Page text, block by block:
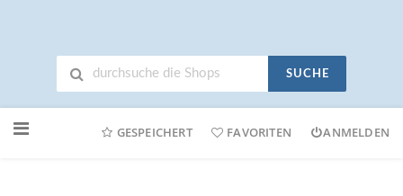
SUCHE
Online-
GESPEICHERT FAVORITEN ANMELDEN